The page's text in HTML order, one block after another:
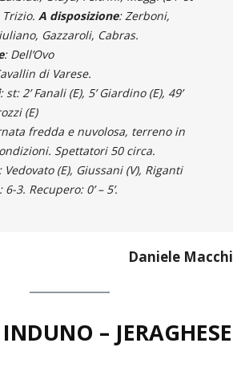
Trizio. A disposizione: Zerboni,
Gazzaroli, Cabras.
: Dell’Ovo
di Varese.
: st: 2’ Fanali (E), 5’ Giardino (E), 49’
(E)
fredda e nuvolosa, terreno in
Spettatori 50 circa.
(E), Giussani (V), Riganti
3. Recupero: 0’ – 5’.
Daniele Macchi
– JERAGHESE